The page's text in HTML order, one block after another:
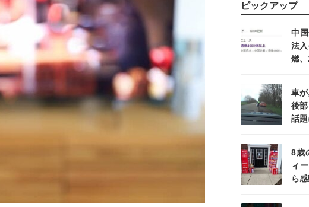
ピックアップ
中
法
燃
車
後
話題
8歳
ィ
ら
記事を読む